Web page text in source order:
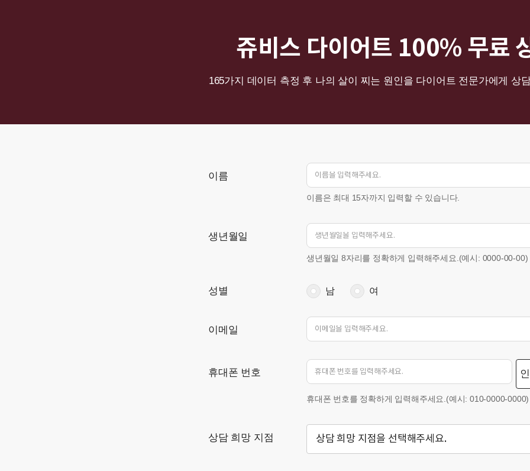
쥬비스 다이어트 100% 무료
165가지 데이터 측정 후 나의 살이 찌는 원인을 다이어트 전문가에게 상
이름
이름은 최대 15자까지 입력할 수 있습니다.
생년월일
생년월일 8자리를 정확하게 입력해주세요.(예시: 0000-00-00)
성별 남 여
이메일
휴대폰 번호
휴대폰 번호를 정확하게 입력해주세요.(예시: 010-0000-0000)
상담 희망 지점 상담 희망 지점을 선택해주세요.